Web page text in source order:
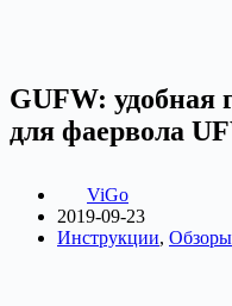
GUFW: удобная
для фаервола
ViGo
2019-09-23
Инструкции, Обзоры